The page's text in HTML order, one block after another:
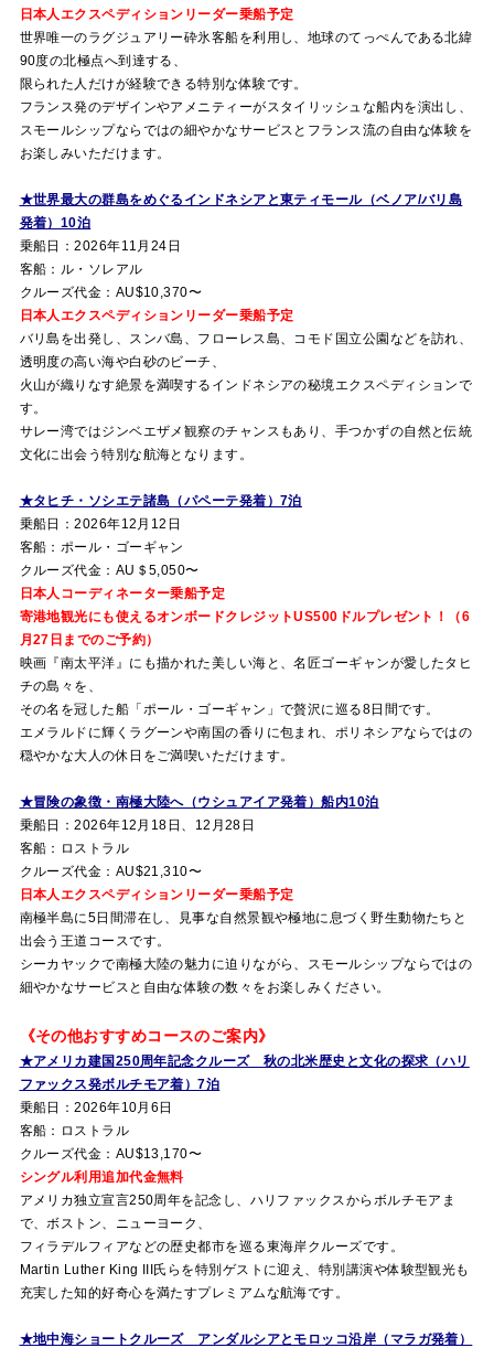
日本人エクスペディションリーダー乗船予定
世界唯一のラグジュアリー砕氷客船を利用し、地球のてっぺんである北緯
90度の北極点へ到達する、
限られた人だけが経験できる特別な体験です。
フランス発のデザインやアメニティーがスタイリッシュな船内を演出し、
スモールシップならではの細やかなサービスとフランス流の自由な体験を
お楽しみいただけます。
★世界最大の群島をめぐるインドネシアと東ティモール（ベノア/バリ島
発着）10泊
乗船日：2026年11月24日
客船：ル・ソレアル
クルーズ代金：AU$10,370〜
日本人エクスペディションリーダー乗船予定
バリ島を出発し、スンバ島、フローレス島、コモド国立公園などを訪れ、
透明度の高い海や白砂のビーチ、
火山が織りなす絶景を満喫するインドネシアの秘境エクスペディションで
す。
サレー湾ではジンベエザメ観察のチャンスもあり、手つかずの自然と伝統
文化に出会う特別な航海となります。
★タヒチ・ソシエテ諸島（パペーテ発着）7泊
乗船日：2026年12月12日
客船：ポール・ゴーギャン
クルーズ代金：AU＄5,050〜
日本人コーディネーター乗船予定
寄港地観光にも使えるオンボードクレジットUS500ドルプレゼント！（6
月27日までのご予約）
映画『南太平洋』にも描かれた美しい海と、名匠ゴーギャンが愛したタヒ
チの島々を、
その名を冠した船「ポール・ゴーギャン」で贅沢に巡る8日間です。
エメラルドに輝くラグーンや南国の香りに包まれ、ポリネシアならではの
穏やかな大人の休日をご満喫いただけます。
★冒険の象徴・南極大陸へ（ウシュアイア発着）船内10泊
乗船日：2026年12月18日、12月28日
客船：ロストラル
クルーズ代金：AU$21,310〜
日本人エクスペディションリーダー乗船予定
南極半島に5日間滞在し、見事な自然景観や極地に息づく野生動物たちと
出会う王道コースです。
シーカヤックで南極大陸の魅力に迫りながら、スモールシップならではの
細やかなサービスと自由な体験の数々をお楽しみください。
《その他おすすめコースのご案内》
★アメリカ建国250周年記念クルーズ 秋の北米歴史と文化の探求（ハリ
ファックス発ボルチモア着）7泊
乗船日：2026年10月6日
客船：ロストラル
クルーズ代金：AU$13,170〜
シングル利用追加代金無料
アメリカ独立宣言250周年を記念し、ハリファックスからボルチモアま
で、ボストン、ニューヨーク、
フィラデルフィアなどの歴史都市を巡る東海岸クルーズです。
Martin Luther King III氏らを特別ゲストに迎え、特別講演や体験型観光も
充実した知的好奇心を満たすプレミアムな航海です。
★地中海ショートクルーズ アンダルシアとモロッコ沿岸（マラガ発着）